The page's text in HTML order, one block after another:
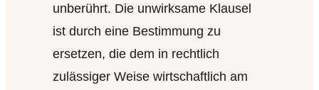
unberührt. Die unwirksame Klausel
ist durch eine Bestimmung zu
ersetzen, die dem in rechtlich
zulässiger Weise wirtschaftlich am